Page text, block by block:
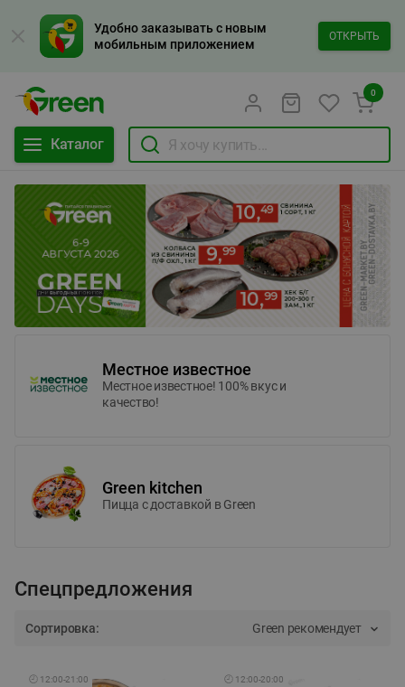
Удобно заказывать с новым
мобильным приложением
ОТКРЫТЬ
Каталог
0
Местное известное
Местное известное! 100% вкус и
качество!
Green kitchen
Пицца c доставкой в Green
Спецпредложения
Сортировка: Green рекомендует
🕘 12:00-21:00 🕘 12:00-20:00